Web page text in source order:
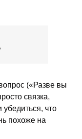
(«Разве вы
связка,
что
похоже на